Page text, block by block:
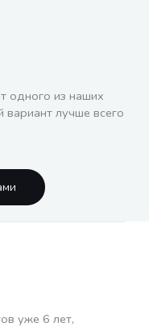
одного из наших
вариант лучше всего
уже 6 лет,